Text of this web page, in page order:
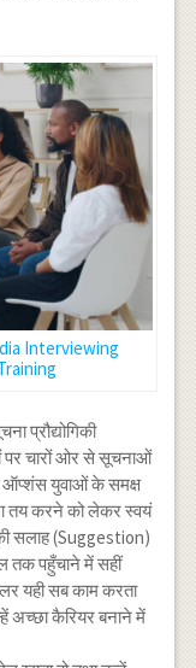
Interviewing
चारों ओर से सूचनाओं
ऑप्शंस युवाओं के समक्ष
तय करने को लेकर स्वयं
सलाह (Suggestion)
तक पहुँचाने में सहीं
यही सब काम करता
अच्छा कैरियर बनाने में